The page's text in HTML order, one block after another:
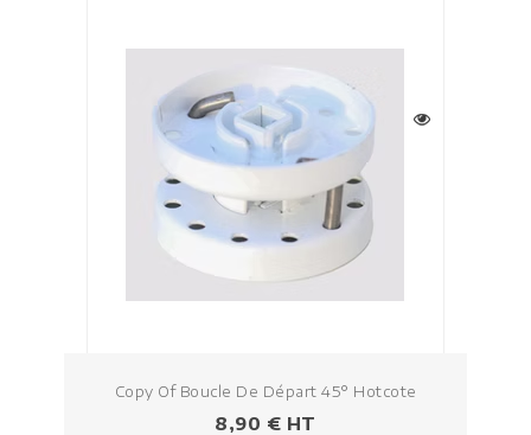
Copy Of Boucle De Départ 45° Hotcote
Prezzo
8,90 € HT